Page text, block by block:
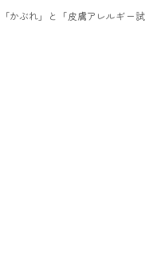
「かぶれ」と「皮膚アレルギー